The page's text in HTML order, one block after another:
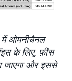
में ओमनीचैनल
के लिए, फ़ीस
जाएगा और इससे